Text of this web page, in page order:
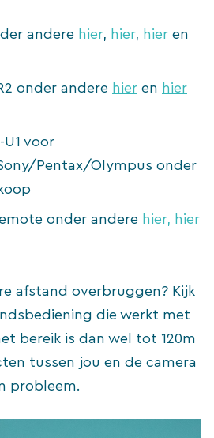
andere hier, hier, hier en
onder andere hier en hier
U1 voor
Pentax/Olympus onder
onder andere hier, hier
afstand overbruggen? Kijk
die werkt met
bereik is dan wel tot 120m
tussen jou en de camera
probleem.